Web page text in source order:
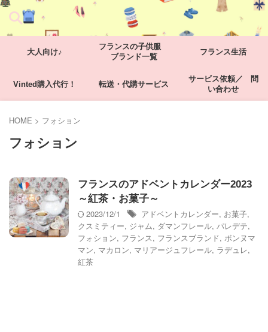
大人向け♪
フランスの子供服
ブランド一覧
フランス生活
Vinted購入代行！ 転送・代購サービス
サービス依頼／ 問
い合わせ
HOME > フォション
フォション
フランスのアドベントカレンダー2023
～紅茶・お菓子～
2023/12/1
アドベントカレンダー, お菓子,
クスミティー, ジャム, ダマンフレール, パレデテ,
フォション, フランス, フランスブランド, ボンヌマ
マン, マカロン, マリアージュフレール, ラデュレ,
紅茶